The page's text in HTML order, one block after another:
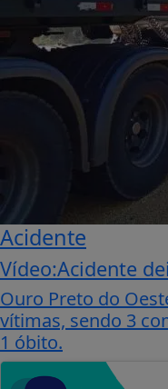
Acidente
Vídeo:Acidente
Ouro Preto do
vítimas, sendo 3
1 óbito.